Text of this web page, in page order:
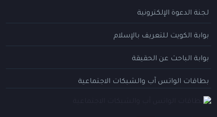
لجنة الدعوة الإلكترونية
بوابة الكويت للتعريف بالإسلام
بوابة الباحث عن الحقيقة
بطاقات الواتس آب والشبكات الاجتماعية